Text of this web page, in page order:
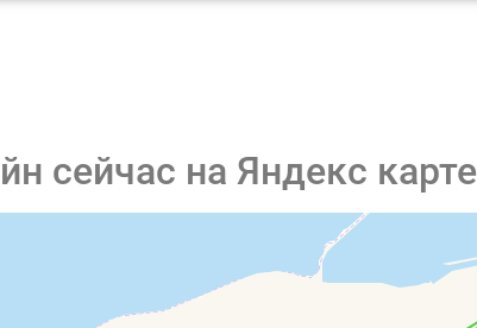
сейчас на Яндекс карте